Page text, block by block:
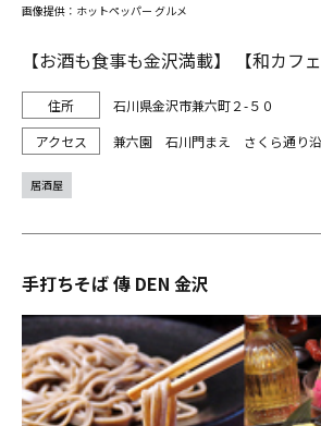
【お酒も食事も金沢満載】 【和カフ
石川県金沢市兼六町２-５０
兼六園 石川門まえ さくら通り
画像提供：ホットペッパー グルメ
居酒屋
手打ちそば 傳 DEN 金沢